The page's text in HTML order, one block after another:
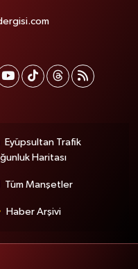
Eyüpsultan Trafik
Haritası
Tüm Manşetler
Haber Arşivi